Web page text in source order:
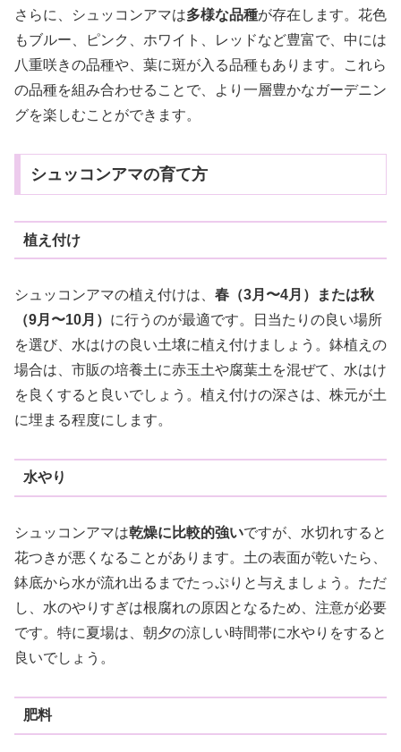
さらに、シュッコンアマは多様な品種が存在します。花色
もブルー、ピンク、ホワイト、レッドなど豊富で、中には
八重咲きの品種や、葉に斑が入る品種もあります。これら
の品種を組み合わせることで、より一層豊かなガーデニン
グを楽しむことができます。
シュッコンアマの育て方
植え付け
シュッコンアマの植え付けは、 春（3月〜4月）または秋
（9月〜10月） に行うのが最適です。日当たりの良い場所
を選び、水はけの良い土壌に植え付けましょう。鉢植えの
場合は、市販の培養土に赤玉土や腐葉土を混ぜて、水はけ
を良くすると良いでしょう。植え付けの深さは、株元が土
に埋まる程度にします。
水やり
シュッコンアマは乾燥に比較的強いですが、水切れすると
花つきが悪くなることがあります。土の表面が乾いたら、
鉢底から水が流れ出るまでたっぷりと与えましょう。ただ
し、水のやりすぎは根腐れの原因となるため、注意が必要
です。特に夏場は、朝夕の涼しい時間帯に水やりをすると
良いでしょう。
肥料